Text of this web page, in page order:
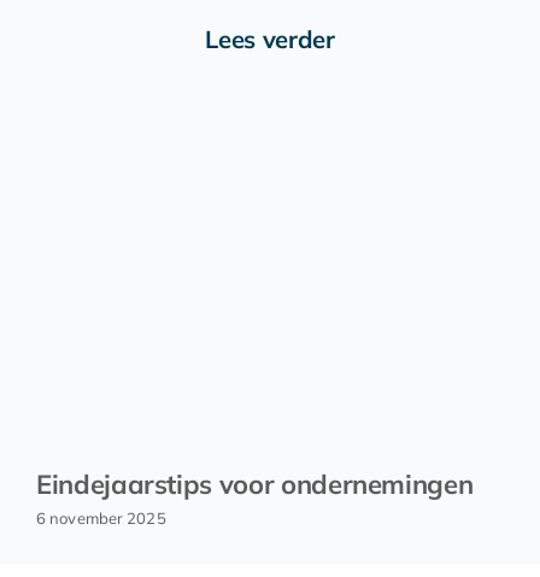
Lees verder
Eindejaarstips voor ondernemingen
6 november 2025